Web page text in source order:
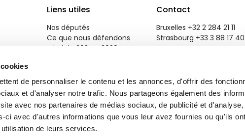
de personnaliser le contenu et les annonces, d'offrir des
et d'analyser notre trafic. Nous partageons également des
avec nos partenaires de médias sociaux, de publicité et d'analyse,
ci avec d'autres informations que vous leur avez fournies ou qu'ils ont
de leurs services.
Liens utiles
Nos députés
Ce que nous défendons
Priorités 2024 - 2029
Contactez-nous
Contact
Bruxelles +32 2 284 21 11
Strasbourg +33 3 88 17 40
Brand Response.